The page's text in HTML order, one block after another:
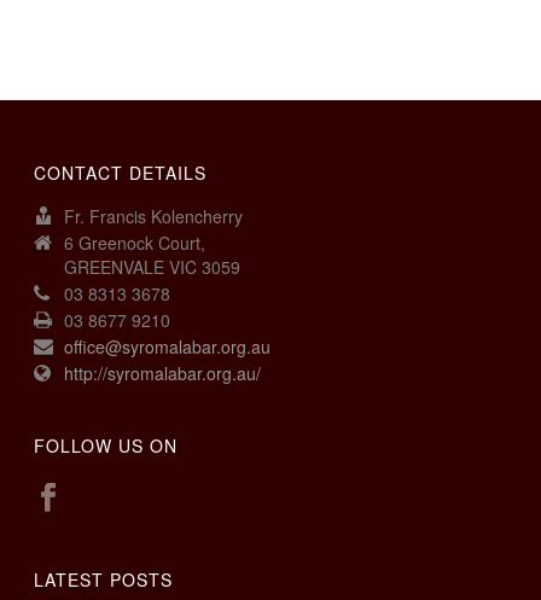
CONTACT DETAILS
Fr. Francis Kolencherry
6 Greenock Court,
GREENVALE VIC 3059
03 8313 3678
03 8677 9210
office@syromalabar.org.au
http://syromalabar.org.au/
FOLLOW US ON
LATEST POSTS